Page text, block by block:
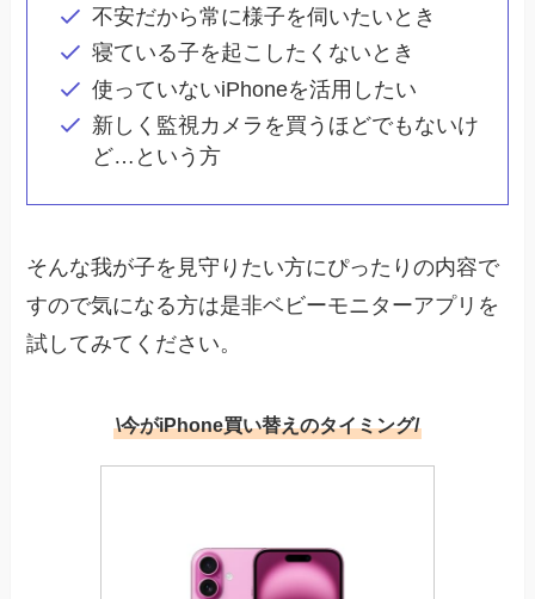
不安だから常に様子を伺いたいとき
寝ている子を起こしたくないとき
使っていないiPhoneを活用したい
新しく監視カメラを買うほどでもないけ
ど…という方
そんな我が子を見守りたい方にぴったりの内容で
すので気になる方は是非ベビーモニターアプリを
試してみてください。
\今がiPhone買い替えのタイミング/